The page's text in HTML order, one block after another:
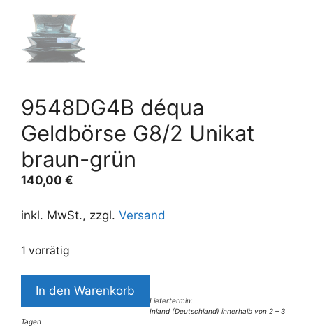
9548DG4B déqua
Geldbörse G8/2 Unikat
braun-grün
140,00 €
inkl. MwSt., zzgl. Versand
1 vorrätig
9548DG4B
déqua
Geldbörse
In den Warenkorb
Liefertermin:
Inland (Deutschland) innerhalb von 2 – 3
Tagen